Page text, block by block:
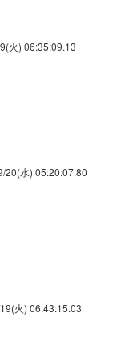
火) 06:35:09.13
20(水) 05:20:07.80
火) 06:43:15.03